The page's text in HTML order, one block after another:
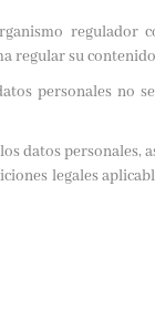
regulador
regular su
personales
datos
legales